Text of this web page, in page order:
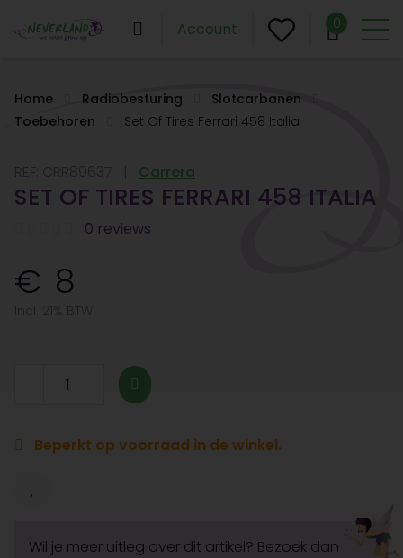
Account 0
Home Radiobesturing
Slotcarbanen
Toebehoren
Set Of Tires Ferrari 458 Italia
Carrera
SET OF TIRES FERRARI 458 ITALIA
0 reviews
8
Beperkt op voorraad in de winkel.
Wil je meer uitleg over dit artikel? Bezoek dan